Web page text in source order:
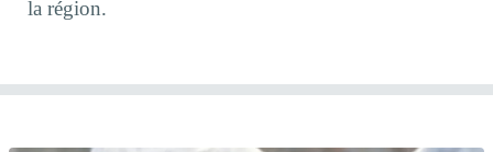
la région.